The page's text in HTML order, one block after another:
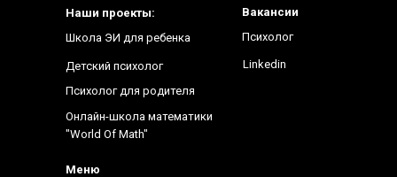
Вакансии
Психолог
Linkedin
Меню
Наши проекты:
Школа ЭИ для ребенка
Детский психолог
Психолог для родителя
Онлайн-школа математики
"World Of Math"